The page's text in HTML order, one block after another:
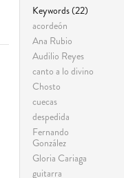
Keywords (22)
acordeón
Ana Rubio
Audilio Reyes
canto a lo divino
Chosto
cuecas
despedida
Fernando
González
Gloria Cariaga
guitarra